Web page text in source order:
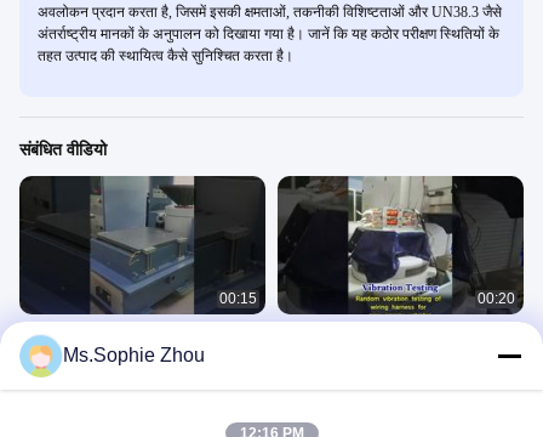
अवलोकन प्रदान करता है, जिसमें इसकी क्षमताओं, तकनीकी विशिष्टताओं और UN38.3 जैसे
अंतर्राष्ट्रीय मानकों के अनुपालन को दिखाया गया है। जानें कि यह कठोर परीक्षण स्थितियों के
तहत उत्पाद की स्थायित्व कैसे सुनिश्चित करता है।
संबंधित वीडियो
00:15
विमान भागों के परीक्षण के लिए
इलेक्ट्रोडायनामिक कंपन शेकर MIL-STD-
810G को पूरा करता है
कंपन शेखर
00:20
Ms.Sophie Zhou
12:16 PM